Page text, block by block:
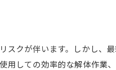
スクが伴います。しかし、
用しての効率的な解体作業